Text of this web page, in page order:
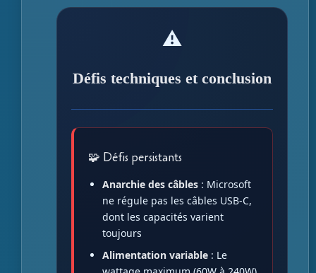
⚠️
Défis techniques et conclusion
🧩 Défis persistants
Anarchie des câbles : Microsoft
ne régule pas les câbles USB-C,
dont les capacités varient
toujours
Alimentation variable : Le